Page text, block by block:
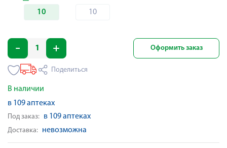
10 10
Оформить заказ
Поделиться
В наличии
в 109 аптеках
Под заказ: в 109 аптеках
Доставка: невозможна